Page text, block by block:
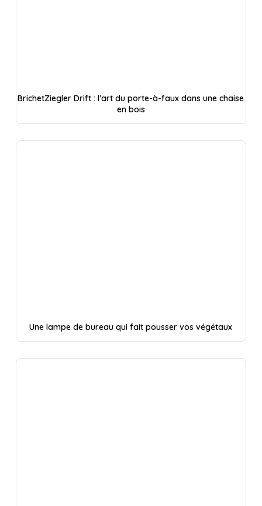
BrichetZiegler Drift : l’art du porte-à-faux dans une chaise
en bois
Une lampe de bureau qui fait pousser vos végétaux